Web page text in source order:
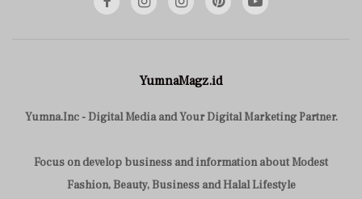
YumnaMagz.id
Yumna.Inc - Digital Media and Your Digital Marketing Partner.
Focus on develop business and information about Modest
Fashion, Beauty, Business and Halal Lifestyle